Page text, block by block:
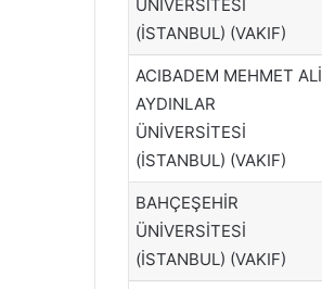
ÜNİVERSİTESİ
(İSTANBUL) (VAKIF)
ACIBADEM MEHMET ALİ
AYDINLAR
ÜNİVERSİTESİ
(İSTANBUL) (VAKIF)
BAHÇEŞEHİR
ÜNİVERSİTESİ
(İSTANBUL) (VAKIF)